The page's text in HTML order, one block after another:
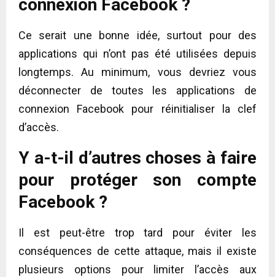
connexion Facebook ?
Ce serait une bonne idée, surtout pour des
applications qui n’ont pas été utilisées depuis
longtemps. Au minimum, vous devriez vous
déconnecter de toutes les applications de
connexion Facebook pour réinitialiser la clef
d’accès.
Y a-t-il d’autres choses à faire
pour protéger son compte
Facebook ?
Il est peut-être trop tard pour éviter les
conséquences de cette attaque, mais il existe
plusieurs options pour limiter l’accès aux